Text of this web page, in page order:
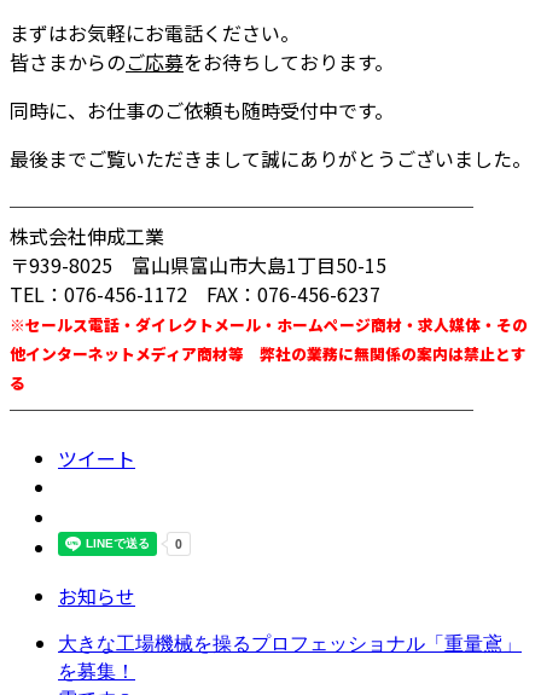
まずはお気軽にお電話ください。
皆さまからのご応募をお待ちしております。
同時に、お仕事のご依頼も随時受付中です。
最後までご覧いただきまして誠にありがとうございました。
────────────────────────
株式会社伸成工業
〒939-8025 富山県富山市大島1丁目50-15
TEL：076-456-1172 FAX：076-456-6237
※セールス電話・ダイレクトメール・ホームページ商材・求人媒体・その
他インターネットメディア商材等 弊社の業務に無関係の案内は禁止とす
る
────────────────────────
ツイート
お知らせ
大きな工場機械を操るプロフェッショナル「重量鳶」
を募集！